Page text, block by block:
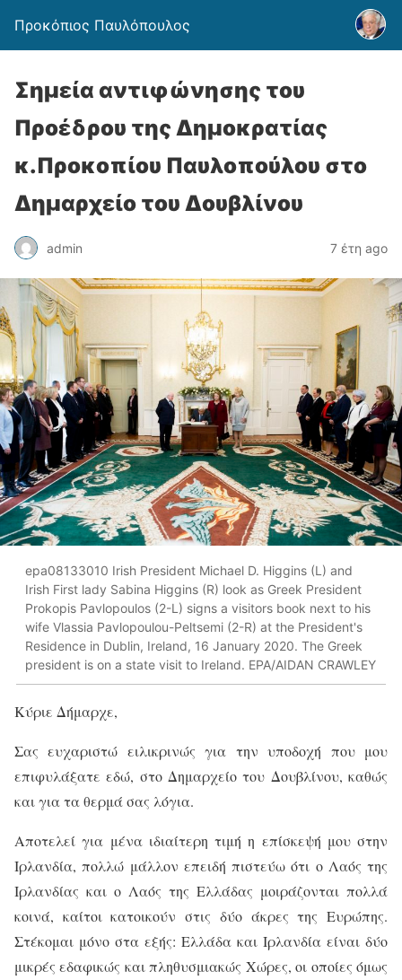
Προκόπιος Παυλόπουλος
Σημεία αντιφώνησης του
Προέδρου της Δημοκρατίας
κ.Προκοπίου Παυλοπούλου στο
Δημαρχείο του Δουβλίνου
admin 7 έτη ago
epa08133010 Irish President Michael D. Higgins (L) and
Irish First lady Sabina Higgins (R) look as Greek President
Prokopis Pavlopoulos (2-L) signs a visitors book next to his
wife Vlassia Pavlopoulou-Peltsemi (2-R) at the President's
Residence in Dublin, Ireland, 16 January 2020. The Greek
president is on a state visit to Ireland. EPA/AIDAN CRAWLEY
Κύριε Δήμαρχε,
Σας ευχαριστώ ειλικρινώς για την υποδοχή που μου
επιφυλάξατε εδώ, στο Δημαρχείο του Δουβλίνου, καθώς
και για τα θερμά σας λόγια.
Αποτελεί για μένα ιδιαίτερη τιμή η επίσκεψή μου στην
Ιρλανδία, πολλώ μάλλον επειδή πιστεύω ότι ο Λαός της
Ιρλανδίας και ο Λαός της Ελλάδας μοιράζονται πολλά
κοινά, καίτοι κατοικούν στις δύο άκρες της Ευρώπης.
Στέκομαι μόνο στα εξής: Ελλάδα και Ιρλανδία είναι δύο
μικρές εδαφικώς και πληθυσμιακώς Χώρες, οι οποίες όμως